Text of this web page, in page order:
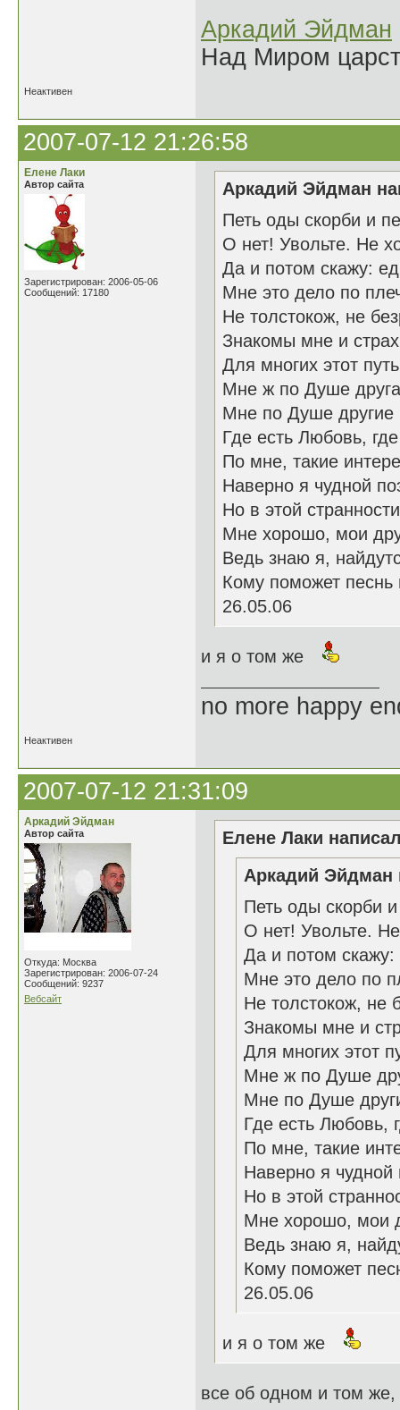
Аркадий Эйдман
Над Миром
Неактивен
2007-07-12 21:26:58
Елене Лаки
Автор сайта
Зарегистрирован: 2006-05-06
Сообщений: 17180
Аркадий Эйдман
Петь оды скорби и
О нет! Увольте. Не
Да и потом скажу:
Мне это дело по
Не толстокож, не
Знакомы мне и
Для многих этот
Мне ж по Душе
Мне по Душе другие
Где есть Любовь,
По мне, такие
Наверно я чудной
Но в этой
Мне хорошо, мои
Ведь знаю я,
Кому поможет песнь
26.05.06
и я о том же
no more happy
Неактивен
2007-07-12 21:31:09
Аркадий Эйдман
Автор сайта
Откуда: Москва
Зарегистрирован: 2006-07-24
Сообщений: 9237
Вебсайт
Елене Лаки
Аркадий Эйдман
Петь оды скорби
О нет! Увольте.
Да и потом
Мне это дело по
Не толстокож, не
Знакомы мне и
Для многих этот
Мне ж по Душе
Мне по Душе
Где есть Любовь,
По мне, такие
Наверно я чудной
Но в этой
Мне хорошо, мои
Ведь знаю я,
Кому поможет
26.05.06
и я о том же
все об одном и том